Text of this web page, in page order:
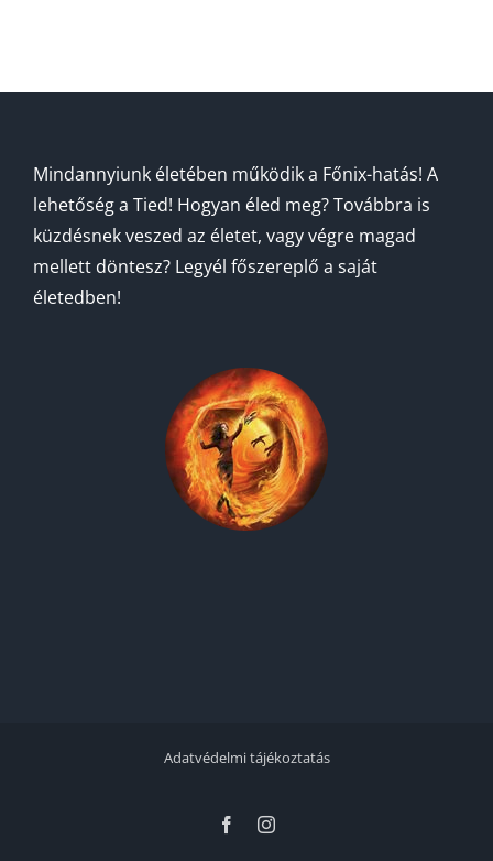
Mindannyiunk életében működik a Főnix-hatás! A
lehetőség a Tied! Hogyan éled meg? Továbbra is
küzdésnek veszed az életet, vagy végre magad
mellett döntesz? Legyél főszereplő a saját
életedben!
Adatvédelmi tájékoztatás
FacebookInstagram